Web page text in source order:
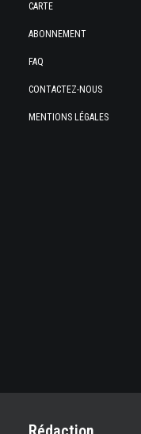
CARTE
ABONNEMENT
FAQ
CONTACTEZ-NOUS
MENTIONS LÉGALES